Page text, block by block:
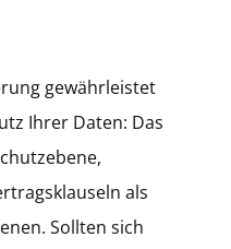
gewährleistet
Ihrer Daten: Das
als
Sollten sich